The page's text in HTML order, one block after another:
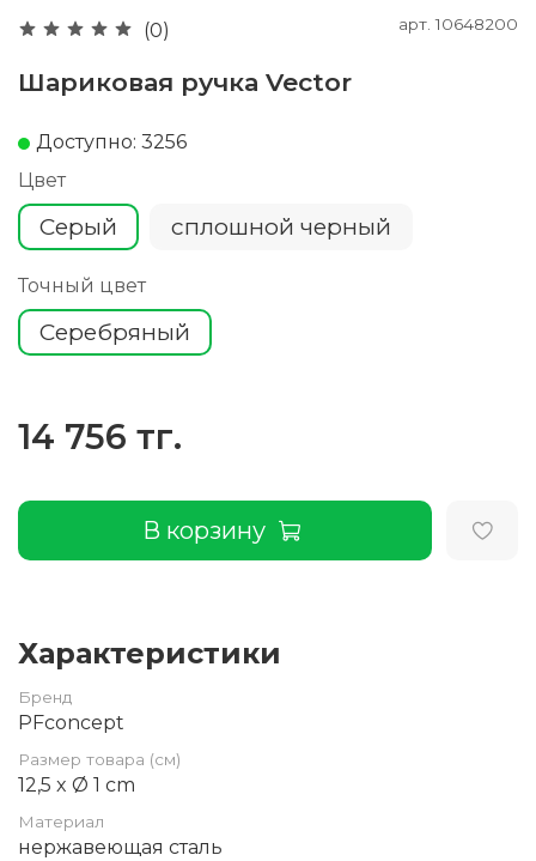
(0) арт.10648200
Шариковая ручка Vector
Доступно: 3256
Цвет
Серый сплошной черный
Точный цвет
Серебряный
14 756 тг.
В корзину
Характеристики
Бренд
PFconcept
Размер товара (см)
12,5 x Ø 1 cm
Материал
нержавеющая сталь